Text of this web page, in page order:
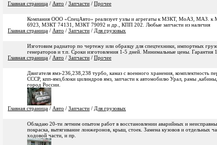
Главная страница / Авто / Запчасти / Прочее
Компания ООО «СпецАвто» реализует узлы и агрегаты к МЗКТ, МоАЗ, МАЗ.
6923, МЗКТ 74131, МЗКТ 79092 и др., КПП 202. Любые запчасти из наличия
Главная страница / Авто / Запчасти / Для грузовых
Изготовим радиатор по чертежу или образцу для спецтехники, импортных
генераторов и т.п. Сроки изготовления 1-5 дней. Минимальные цены. Гарантия
Главная страница / Авто / Запчасти / Прочее
Двигателя ямз-236,238,238 турбо, камаз с военного хранения, комплектность
СССР, кпп-ямз,блоки цилиндров ямз, запчасти к автомобилю Урал, рамы
город России.
Главная страница / Авто / Запчасти / Для грузовых
Обладаю 20-ти летним опытом работ в восстановлении аварийных и
покраска, вытягивание лонжеронов, крыш, стоек. Замена кузовов и отдельных
ходовой части, и пр.